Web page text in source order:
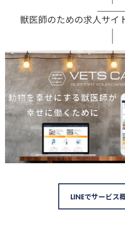
獣医師のための求人サイト
LINEでサービス